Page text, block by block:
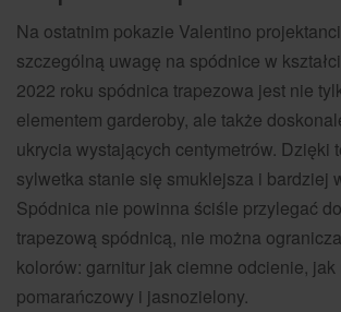
Na ostatnim pokazie Valentino
szczególną uwagę na spódnice w
2022 roku spódnica trapezowa jest nie
elementem garderoby, ale także
ukrycia wystających centymetrów. Dzięki
sylwetka stanie się smuklejsza i bardziej
Spódnica nie powinna ściśle przylegać
trapezową spódnicą, nie można
kolorów: garnitur jak ciemne odcienie,
pomarańczowy i jasnozielony.